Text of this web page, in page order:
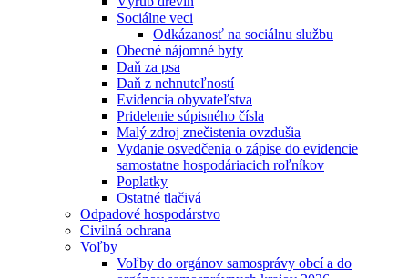
Sociálne veci
Odkázanosť na sociálnu službu
Obecné nájomné byty
Daň za psa
Daň z nehnuteľností
Evidencia obyvateľstva
Pridelenie súpisného čísla
Malý zdroj znečistenia ovzdušia
Vydanie osvedčenia o zápise do evidencie
samostatne hospodáriacich roľníkov
Poplatky
Ostatné tlačivá
Odpadové hospodárstvo
Civilná ochrana
Voľby
Voľby do orgánov samosprávy obcí a do